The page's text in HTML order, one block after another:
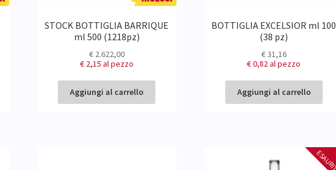
STOCK BOTTIGLIA BARRIQUE
ml 500 (1218pz)
€2.622,00
€ 2,15 al pezzo
Aggiungi al carrello
BOTTIGLIA EXCELSIOR ml 100
(38 pz)
€31,16
€ 0,82al pezzo
Aggiungi al carrello